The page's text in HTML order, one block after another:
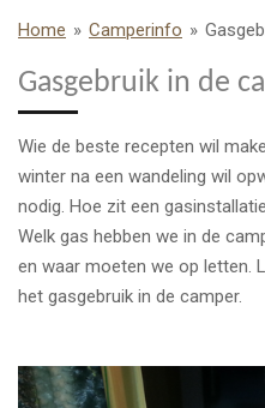
Home » Camperinfo »
Gasgebruik in de
Wie de beste recepten wil
winter na een wandeling wil
nodig. Hoe zit een
Welk gas hebben we in de
en waar moeten we op letten.
het gasgebruik in de camper.